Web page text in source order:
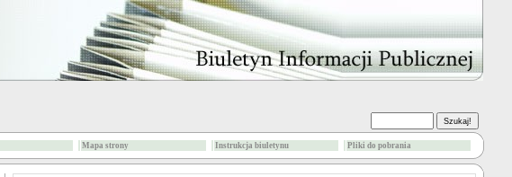
Mapa strony Instrukcja biuletynu Pliki do pobrania